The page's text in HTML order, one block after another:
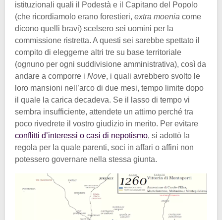
istituzionali quali il Podestà e il Capitano del Popolo
(che ricordiamolo erano forestieri, extra moenia come
dicono quelli bravi) scelsero sei uomini per la
commissione ristretta. A questi sei sarebbe spettato il
compito di eleggerne altri tre su base territoriale
(ognuno per ogni suddivisione amministrativa), così da
andare a comporre i Nove, i quali avrebbero svolto le
loro mansioni nell’arco di due mesi, tempo limite dopo
il quale la carica decadeva. Se il lasso di tempo vi
sembra insufficiente, attendete un attimo perché tra
poco rivedrete il vostro giudizio in merito. Per evitare
conflitti d’interessi o casi di nepotismo, si adottò la
regola per la quale parenti, soci in affari o affini non
potessero governare nella stessa giunta.